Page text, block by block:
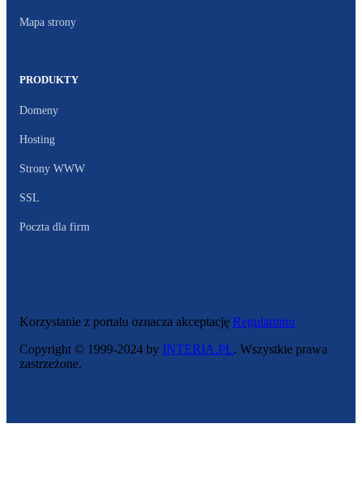
Mapa strony
PRODUKTY
Domeny
Hosting
Strony WWW
SSL
Poczta dla firm
Korzystanie z portalu oznacza akceptację Regulaminu
Copyright © 1999-2024 by INTERIA.PL. Wszystkie prawa
zastrzeżone.